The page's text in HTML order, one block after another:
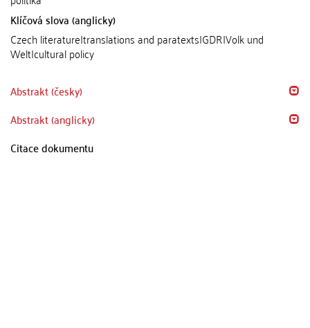
Klíčová slova (anglicky)
Czech literature|translations and paratexts|GDR|Volk und
Welt|cultural policy
Abstrakt (česky)
Abstrakt (anglicky)
Citace dokumentu